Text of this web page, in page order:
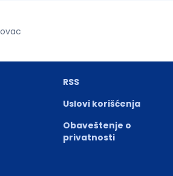
RSS
Uslovi korišćenja
Obaveštenje o
privatnosti